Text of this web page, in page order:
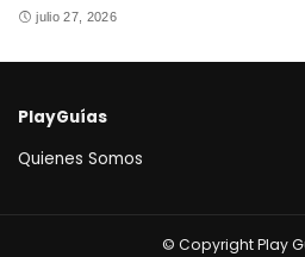
julio 27, 2026
PlayGuías
Quienes Somos
© Copyright Play